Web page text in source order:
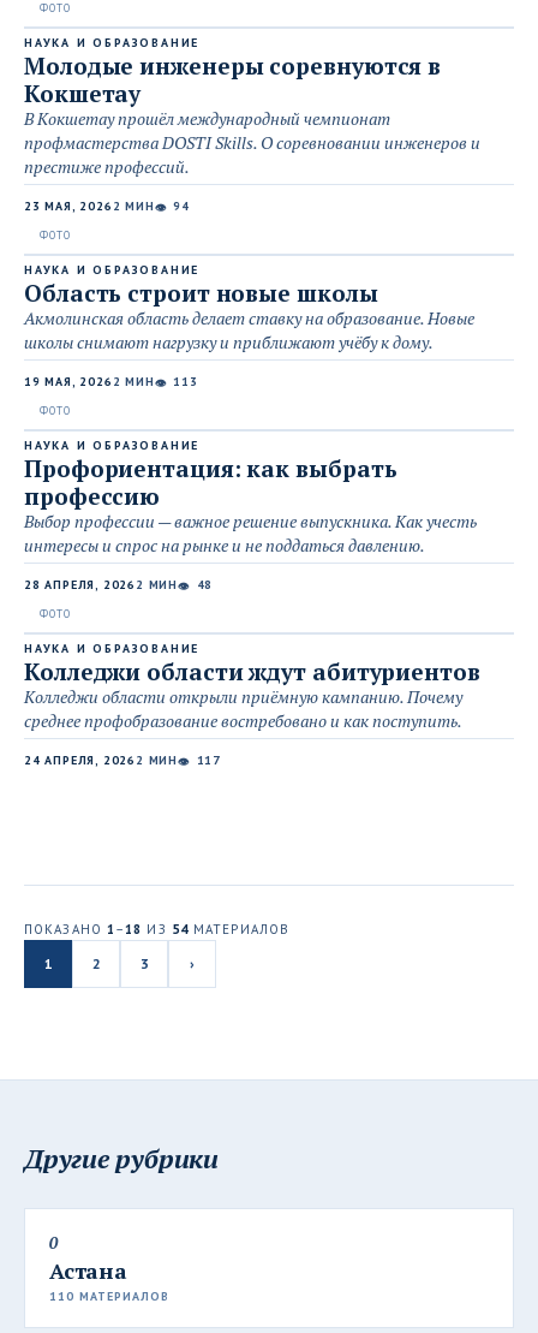
НАУКА И ОБРАЗОВАНИЕ
Молодые инженеры соревнуются в
Кокшетау
В Кокшетау прошёл международный чемпионат
профмастерства DOSTI Skills. О соревновании инженеров и
престиже профессий.
23 МАЯ, 2026 2 МИН👁 94
НАУКА И ОБРАЗОВАНИЕ
Область строит новые школы
Акмолинская область делает ставку на образование. Новые
школы снимают нагрузку и приближают учёбу к дому.
19 МАЯ, 2026 2 МИН👁 113
НАУКА И ОБРАЗОВАНИЕ
Профориентация: как выбрать
профессию
Выбор профессии — важное решение выпускника. Как учесть
интересы и спрос на рынке и не поддаться давлению.
28 АПРЕЛЯ, 2026 2 МИН👁 48
НАУКА И ОБРАЗОВАНИЕ
Колледжи области ждут абитуриентов
Колледжи области открыли приёмную кампанию. Почему
среднее профобразование востребовано и как поступить.
24 АПРЕЛЯ, 2026 2 МИН👁 117
ПОКАЗАНО 1 –18 ИЗ 54МАТЕРИАЛОВ
1 2 3 ›
Другие рубрики
0
Астана
110 МАТЕРИАЛОВ